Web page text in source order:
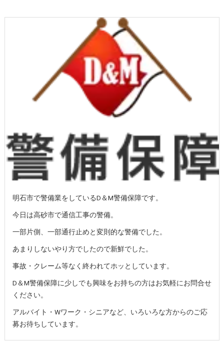
明石市で警備業をしているD＆M警備保障です。
今日は高砂市で通信工事の警備。
一部片側、一部通行止めと変則的な警備でした。
あまりしないやり方でしたので新鮮でした。
事故・クレーム等なく終われてホッとしています。
D＆M警備保障に少しでも興味をお持ちの方はお気軽にお問合せ
ください。
アルバイト・Wワーク・シニアなど、いろいろな方からのご応
募お待ちしています。